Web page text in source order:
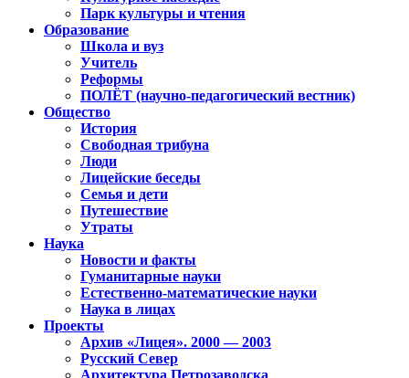
Парк культуры и чтения
Образование
Школа и вуз
Учитель
Реформы
ПОЛЁТ (научно-педагогический вестник)
Общество
История
Свободная трибуна
Люди
Лицейские беседы
Семья и дети
Путешествие
Утраты
Наука
Новости и факты
Гуманитарные науки
Естественно-математические науки
Наука в лицах
Проекты
Архив «Лицея». 2000 — 2003
Русский Север